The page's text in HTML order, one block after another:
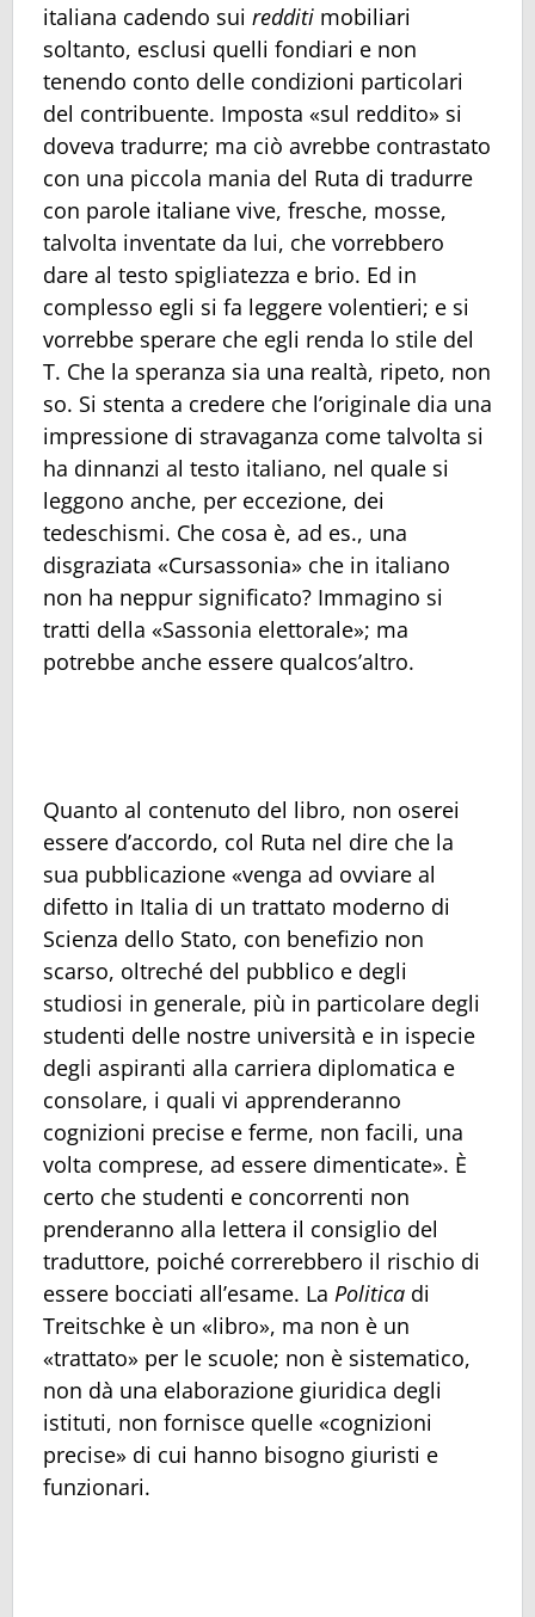
italiana cadendo sui redditi mobiliari
soltanto, esclusi quelli fondiari e non
tenendo conto delle condizioni particolari
del contribuente. Imposta «sul reddito» si
doveva tradurre; ma ciò avrebbe contrastato
con una piccola mania del Ruta di tradurre
con parole italiane vive, fresche, mosse,
talvolta inventate da lui, che vorrebbero
dare al testo spigliatezza e brio. Ed in
complesso egli si fa leggere volentieri; e si
vorrebbe sperare che egli renda lo stile del
T. Che la speranza sia una realtà, ripeto, non
so. Si stenta a credere che l’originale dia una
impressione di stravaganza come talvolta si
ha dinnanzi al testo italiano, nel quale si
leggono anche, per eccezione, dei
tedeschismi. Che cosa è, ad es., una
disgraziata «Cursassonia» che in italiano
non ha neppur significato? Immagino si
tratti della «Sassonia elettorale»; ma
potrebbe anche essere qualcos’altro.
Quanto al contenuto del libro, non oserei
essere d’accordo, col Ruta nel dire che la
sua pubblicazione «venga ad ovviare al
difetto in Italia di un trattato moderno di
Scienza dello Stato, con benefizio non
scarso, oltreché del pubblico e degli
studiosi in generale, più in particolare degli
studenti delle nostre università e in ispecie
degli aspiranti alla carriera diplomatica e
consolare, i quali vi apprenderanno
cognizioni precise e ferme, non facili, una
volta comprese, ad essere dimenticate». È
certo che studenti e concorrenti non
prenderanno alla lettera il consiglio del
traduttore, poiché correrebbero il rischio di
essere bocciati all’esame. La Politica di
Treitschke è un «libro», ma non è un
«trattato» per le scuole; non è sistematico,
non dà una elaborazione giuridica degli
istituti, non fornisce quelle «cognizioni
precise» di cui hanno bisogno giuristi e
funzionari.